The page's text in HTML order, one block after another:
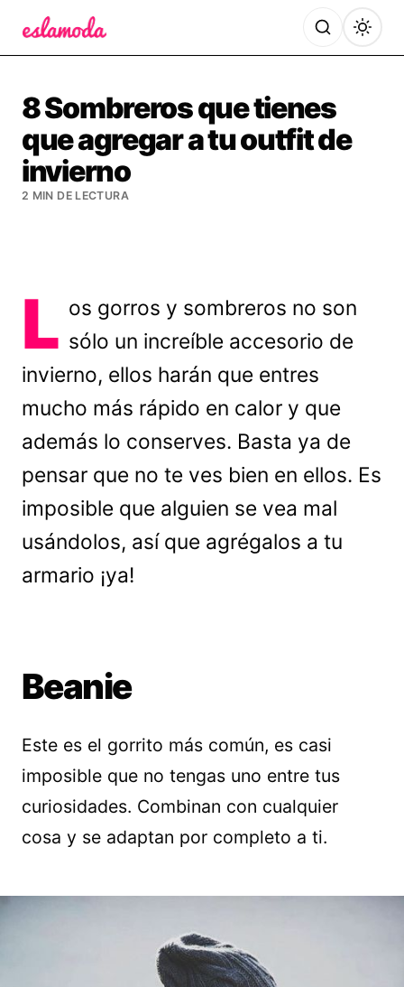
8 Sombreros que tienes
que agregar a tu outfit de
invierno
2 MIN DE LECTURA
L os gorros y sombreros no son
sólo un increíble accesorio de
invierno, ellos harán que entres
mucho más rápido en calor y que
además lo conserves. Basta ya de
pensar que no te ves bien en ellos. Es
imposible que alguien se vea mal
usándolos, así que agrégalos a tu
armario ¡ya!
Beanie
Este es el gorrito más común, es casi
imposible que no tengas uno entre tus
curiosidades. Combinan con cualquier
cosa y se adaptan por completo a ti.